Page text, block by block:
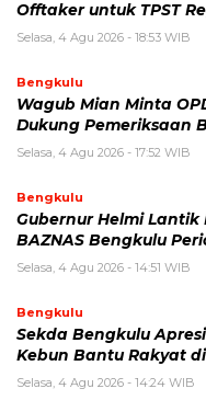
Offtaker untuk TPST
Selasa, 4 Agu 2026 - 18:53 WIB
Bengkulu
Wagub Mian Minta
Dukung Pemeriksaan
Selasa, 4 Agu 2026 - 17:52 WIB
Bengkulu
Gubernur Helmi Lantik
BAZNAS Bengkulu
Selasa, 4 Agu 2026 - 14:51 WIB
Bengkulu
Sekda Bengkulu
Kebun Bantu Rakyat di
Selasa, 4 Agu 2026 - 14:24 WIB